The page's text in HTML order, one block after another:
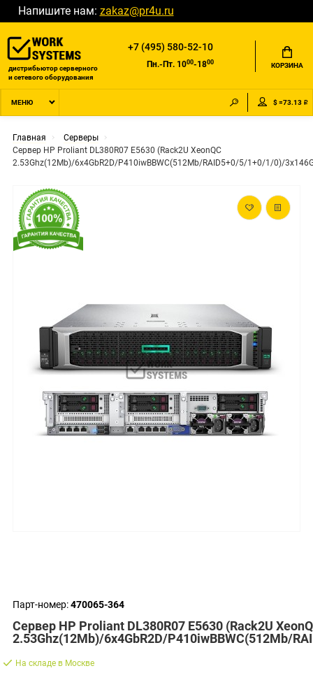
Напишите нам: zakaz@pr4u.ru
дистрибьютор серверного
и сетевого оборудования
+7 (495) 580-52-10
Пн.-Пт. 1000-1800 КОРЗИНА
МЕНЮ $ =73.13 ₽
Главная
Серверы
Сервер HP Proliant DL380R07 E5630 (Rack2U XeonQC
2.53Ghz(12Mb)/6x4GbR2D/P410iwBBWC(512Mb/RAID5+0/5/1+0/1/0)/
Парт-номер:470065-364
Сервер HP Proliant DL380R07 E5630 (Rack2U
2.53Ghz(12Mb)/6x4GbR2D/P410iwBBWC(512Mb/
На складе в Москве